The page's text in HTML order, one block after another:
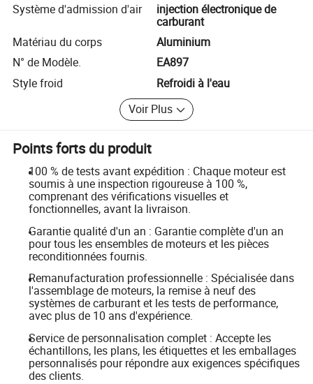
Système d'admission d'air
injection électronique de
carburant
Matériau du corps
Aluminium
N° de Modèle.
EA897
Style froid
Refroidi à l'eau
Voir Plus
Points forts du produit
100 % de tests avant expédition : Chaque moteur est
soumis à une inspection rigoureuse à 100 %,
comprenant des vérifications visuelles et
fonctionnelles, avant la livraison.
Garantie qualité d'un an : Garantie complète d'un an
pour tous les ensembles de moteurs et les pièces
reconditionnées fournis.
Remanufacturation professionnelle : Spécialisée dans
l'assemblage de moteurs, la remise à neuf des
systèmes de carburant et les tests de performance,
avec plus de 10 ans d'expérience.
Service de personnalisation complet : Accepte les
échantillons, les plans, les étiquettes et les emballages
personnalisés pour répondre aux exigences spécifiques
des clients.